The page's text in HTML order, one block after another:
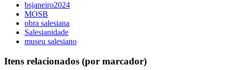
bsjaneiro2024
MOSB
obra salesiana
Salesianidade
museu salesiano
Itens relacionados (por marcador)